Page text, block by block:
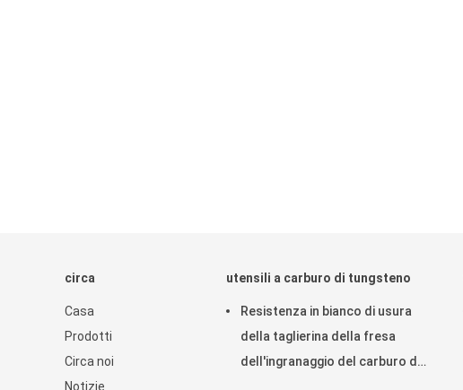
circa
Casa
Prodotti
Circa noi
Notizie
utensili a carburo di tungsteno
Resistenza in bianco di usura
della taglierina della fresa
dell'ingranaggio del carburo di